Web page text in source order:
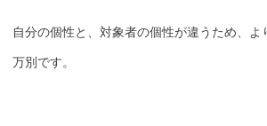
自分の個性と、対象者の個性が違うため、
万別です。